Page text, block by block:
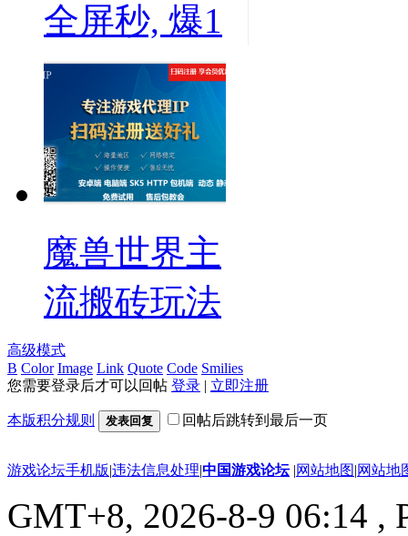
全屏秒, 爆1
魔兽世界主
流搬砖玩法
高级模式
B Color Image Link Quote Code Smilies
您需要登录后才可以回帖 登录 | 立即注册
本版积分规则 发表回复 回帖后跳转到最后一页
游戏论坛手机版|违法信息处理|中国游戏论坛 |网站地图|网站地
GMT+8, 2026-8-9 06:14 ,